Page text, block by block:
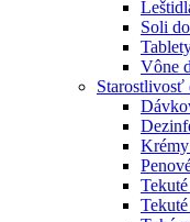
Soli
Vône
Starostlivosť